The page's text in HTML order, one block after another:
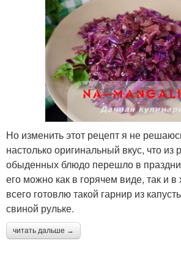
Но изменить этот рецепт я не
настолько оригинальный вкус, что из
обыденных блюдо перешло в
его можно как в горячем виде, так и
всего готовлю такой гарнир из
свиной рульке.
читать дальше →